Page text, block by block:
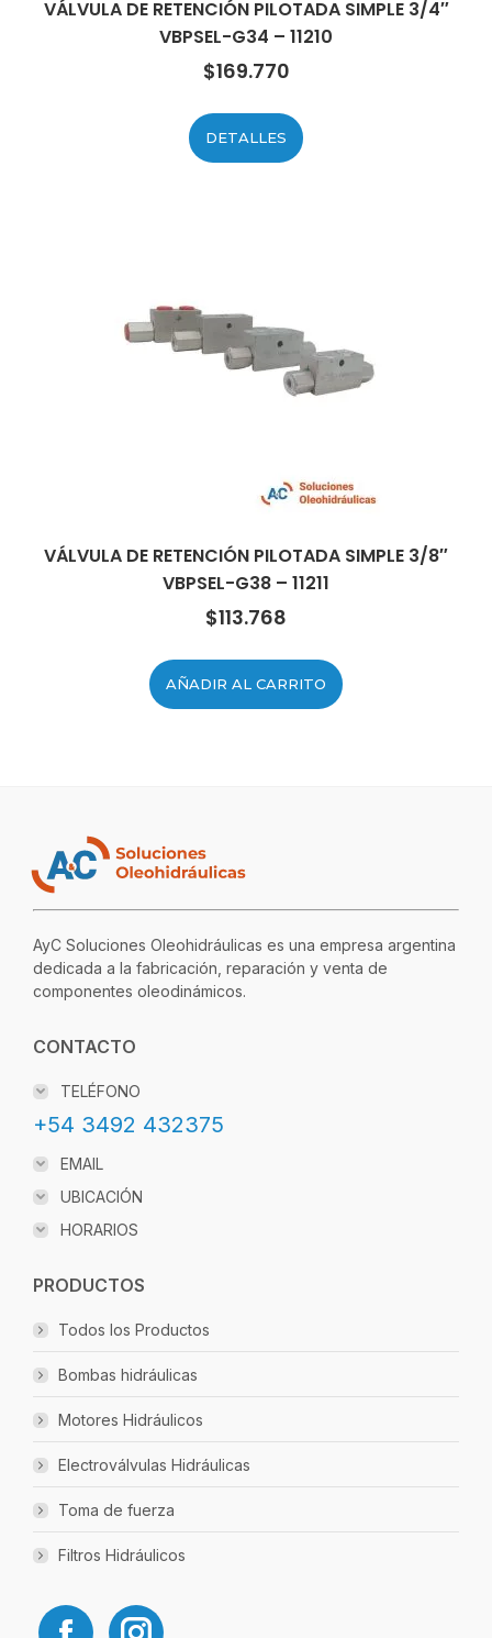
VÁLVULA DE RETENCIÓN PILOTADA SIMPLE 3/4″
VBPSEL-G34 – 11210
$169.770
DETALLES
VÁLVULA DE RETENCIÓN PILOTADA SIMPLE 3/8″
VBPSEL-G38 – 11211
$113.768
AÑADIR AL CARRITO
AyC Soluciones Oleohidráulicas es una empresa argentina
dedicada a la fabricación, reparación y venta de
componentes oleodinámicos.
CONTACTO
TELÉFONO
+54 3492 432375
EMAIL
UBICACIÓN
HORARIOS
PRODUCTOS
Todos los Productos
Bombas hidráulicas
Motores Hidráulicos
Electroválvulas Hidráulicas
Toma de fuerza
Filtros Hidráulicos